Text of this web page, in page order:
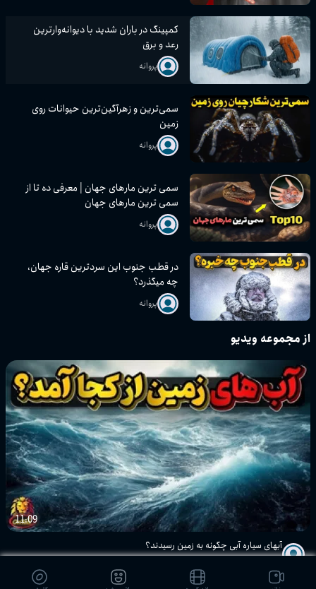
کمپینگ در باران شدید با دیوانه‌وارترین
رعد و برق
پروانه
سمی‌ترین و زهرآگین‌ترین حیوانات روی
زمین
پروانه
سمی ترین مارهای جهان | معرفی ده تا از
سمی ترین مارهای جهان
پروانه
در قطب جنوب این سردترین قاره جهان،
چه میگذرد؟
پروانه
از مجموعه ویدیو
11:09
آبهای سیاره آبی چگونه به زمین رسیدند؟